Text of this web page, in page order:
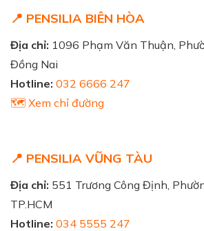
📍 PENSILIA BIÊN HÒA
Địa chỉ: 1096 Phạm Văn Thuận,
Đồng Nai
Hotline: 032 6666 247
🗺️ Xem chỉ đường
📍 PENSILIA VŨNG TÀU
Địa chỉ: 551 Trương Công Định,
TP.HCM
Hotline: 034 5555 247